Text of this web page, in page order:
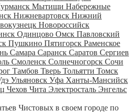
Мытищи Набережные
Нижневартовск Нижний
Новороссийск
Одинцово Омск Павловский
Пушкино Пятигорск Раменское
Самара Саранск Саратов Сергиев
Смоленск Солнечногорск Сочи
Тамбов Тверь Тольятти Томск
Ульяновск Уфа Ханты-Мансийск
Чехов Чита Электросталь Энгельс
Чистовых в своем городе по